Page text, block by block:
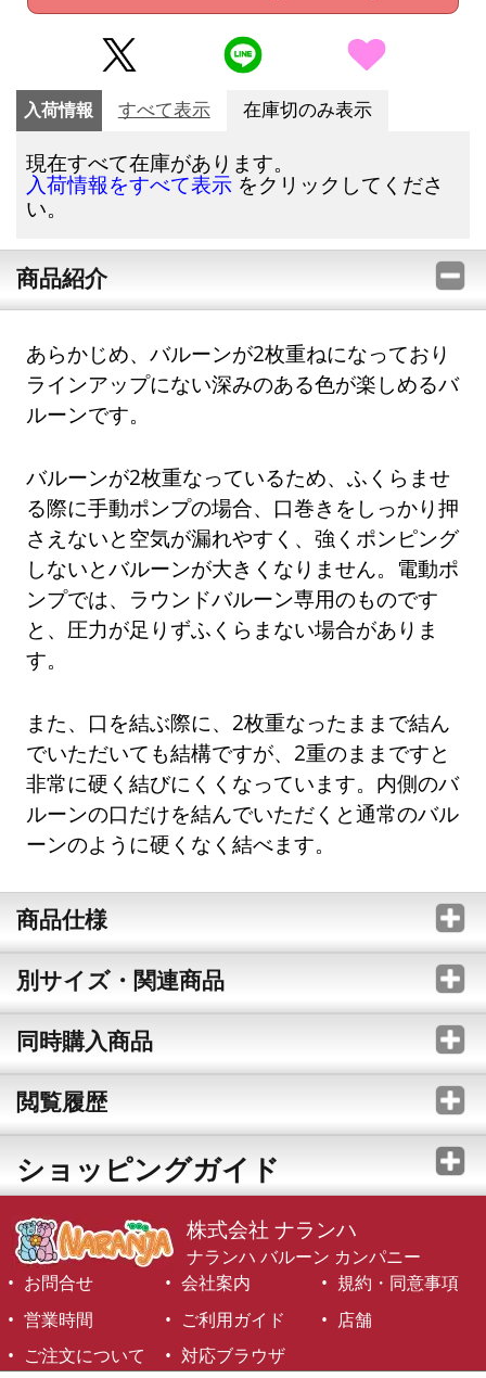
入荷情報 すべて表示 在庫切のみ表示
現在すべて在庫があります。
入荷情報をすべて表示 をクリックしてくださ
い。
商品紹介
あらかじめ、バルーンが2枚重ねになっており
ラインアップにない深みのある色が楽しめるバ
ルーンです。
バルーンが2枚重なっているため、ふくらませ
る際に手動ポンプの場合、口巻きをしっかり押
さえないと空気が漏れやすく、強くポンピング
しないとバルーンが大きくなりません。電動ポ
ンプでは、ラウンドバルーン専用のものです
と、圧力が足りずふくらまない場合がありま
す。
また、口を結ぶ際に、2枚重なったままで結ん
でいただいても結構ですが、2重のままですと
非常に硬く結びにくくなっています。内側のバ
ルーンの口だけを結んでいただくと通常のバル
ーンのように硬くなく結べます。
商品仕様
別サイズ・関連商品
同時購入商品
閲覧履歴
ショッピングガイド
株式会社 ナランハ
ナランハ バルーン カンパニー
お問合せ
会社案内
規約・同意事項
営業時間
ご利用ガイド
店舗
ご注文について
対応ブラウザ